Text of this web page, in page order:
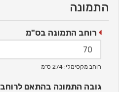
התמונה
רוחב התמונה בס"מ
רוחב מקסימלי: 274 ס"מ
גובה התמונה בהתאם לרוחב